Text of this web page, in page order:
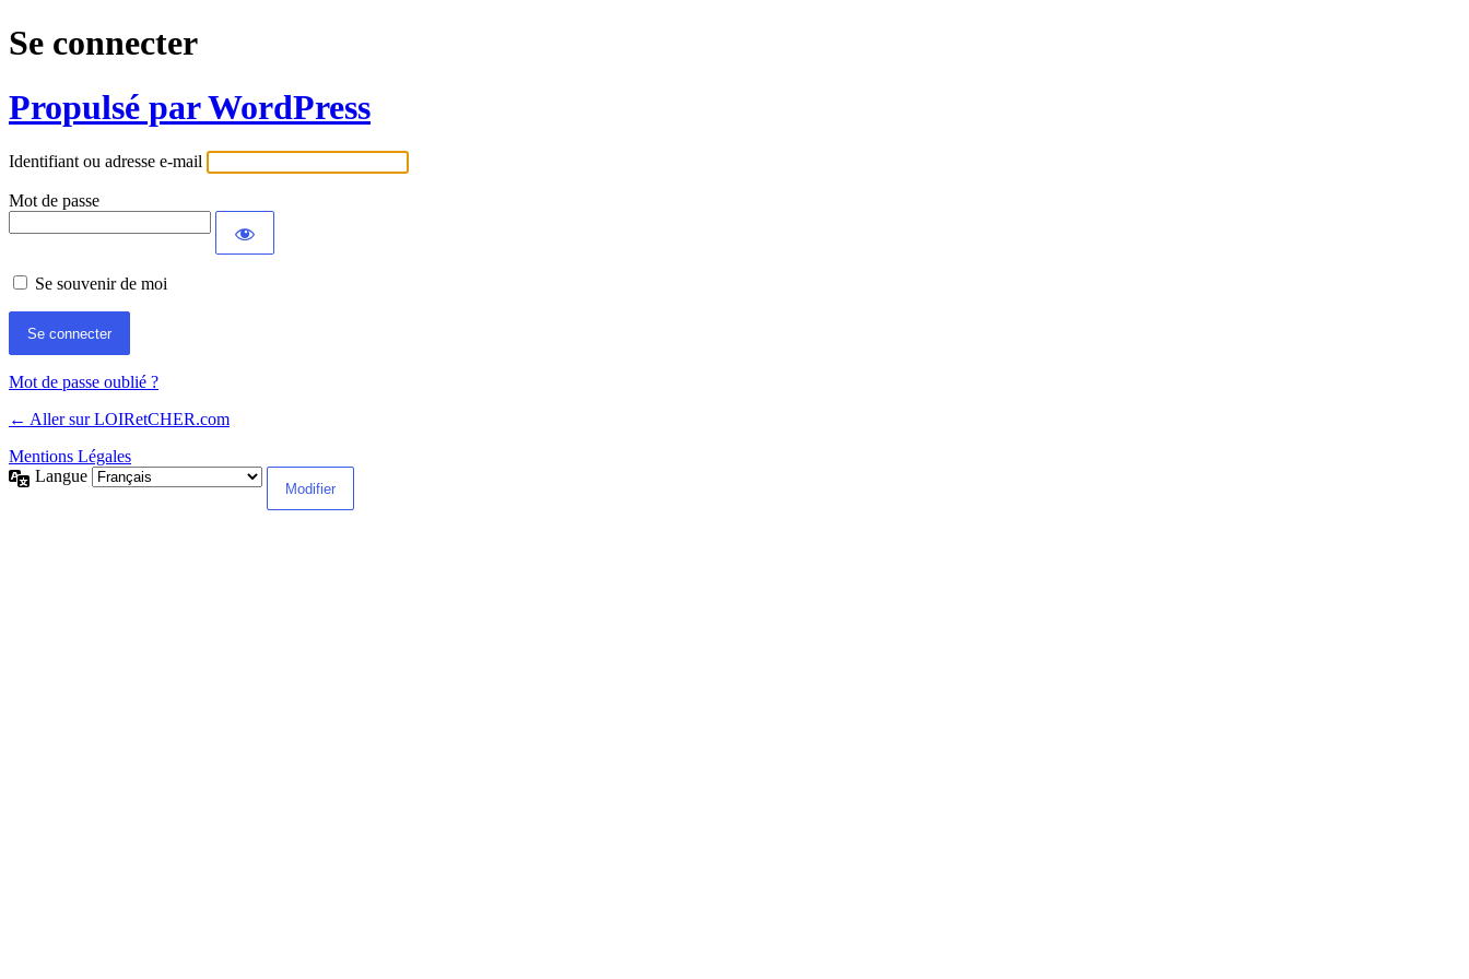
Se connecter
Propulsé par WordPress
Identifiant ou adresse e-mail
Mot de passe
Se souvenir de moi
Mot de passe oublié ?
← Aller sur LOIRetCHER.com
Mentions Légales
Langue